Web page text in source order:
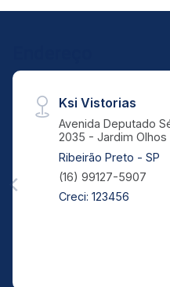
Ksi Vistorias
Avenida Deputado
2035 - Jardim Olhos
Ribeirão Preto - SP
(16) 99127-5907
Creci: 123456